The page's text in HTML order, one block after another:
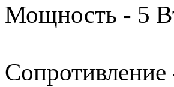
Мощность - 5